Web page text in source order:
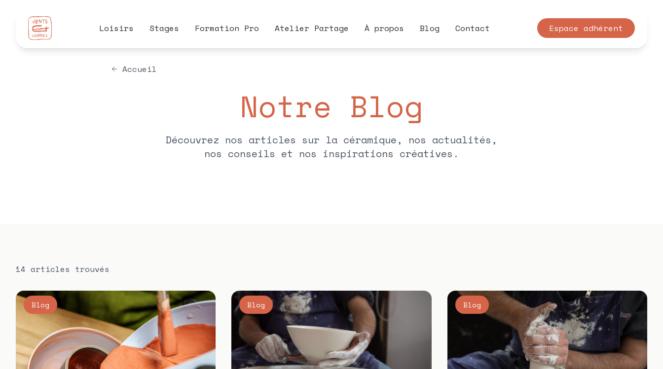
Loisirs Stages Formation Pro Atelier Partage À propos Blog Contact Espace adhérent
Accueil
Notre Blog
Découvrez nos articles sur la céramique, nos actualités,
nos conseils et nos inspirations créatives.
14 articles trouvés
Blog Blog Blog